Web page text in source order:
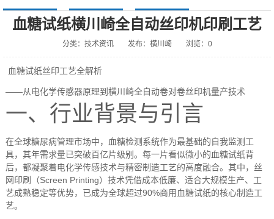
血糖试纸横川崎全自动丝印机印刷工艺
分类：技术资讯 发布：横川崎 浏览：0
血糖试纸丝印工艺全解析
——从电化学传感器原理到横川崎全自动卷对卷丝印机量产技术
一、行业背景与引言
在全球糖尿病管理市场中，血糖检测系统作为最基础的自我监测工
具，其年需求量已突破百亿片级别。每一片看似微小的血糖试纸背
后，都凝聚着电化学传感技术与精密制造工艺的高度融合。其中，丝
网印刷（Screen Printing）技术凭借成本低廉、适合大规模生产、工
艺成熟稳定等优势，已成为全球超过90%商用血糖试纸的核心制造工
艺。